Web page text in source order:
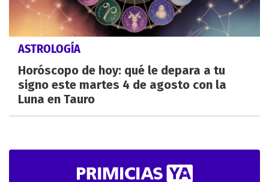
ASTROLOGÍA
Horóscopo de hoy: qué le depara a tu
signo este martes 4 de agosto con la
Luna en Tauro